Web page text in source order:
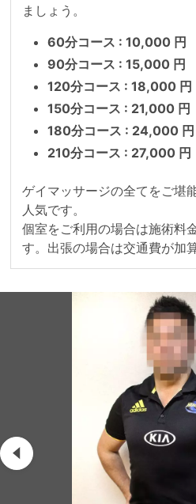
ましょう。
60分コース : 10,000 円
90分コース : 15,000 円
120分コース : 18,000 円
150分コース : 21,000 円
180分コース : 24,000 円
210分コース : 27,000 円
ゲイマッサージの全てをご堪
人気です。
個室をご利用の場合は施術料
す。出張の場合は交通費が加